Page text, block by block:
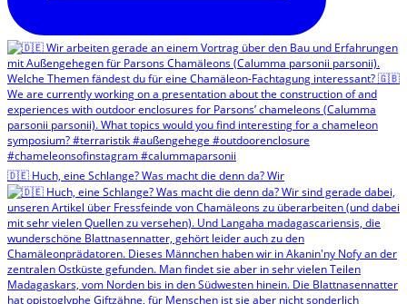
🇩🇪 Huch, eine Schlange? Was macht die denn da? Wir